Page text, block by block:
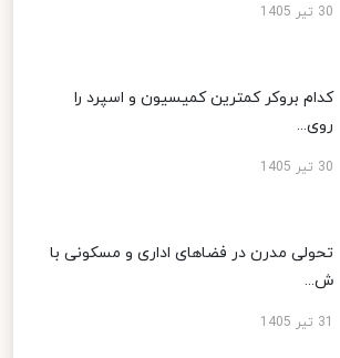
30 تیر 1405
کدام بروکر کمترین کمیسیون و اسپرد را
روی...
30 تیر 1405
تحولی مدرن در فضاهای اداری و مسکونی با
ش...